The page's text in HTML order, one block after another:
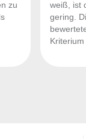
zu
weiß, ist
gering.